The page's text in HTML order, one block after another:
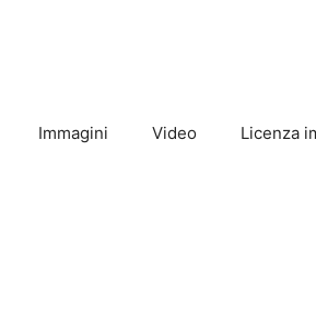
Immagini Video Licenza